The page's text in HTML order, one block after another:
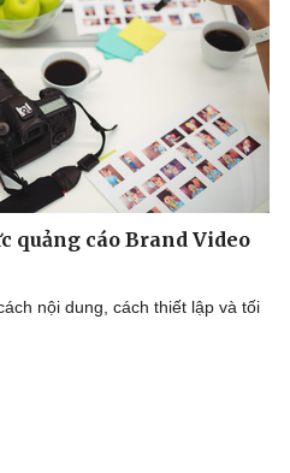
quảng cáo Brand Video
nội dung, cách thiết lập và tối